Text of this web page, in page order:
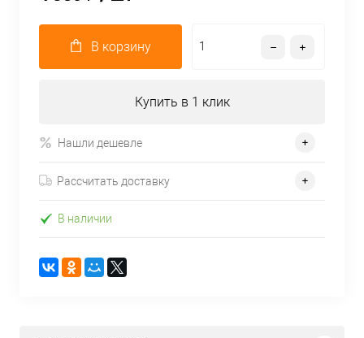
В корзину
Купить в 1 клик
Нашли дешевле
Рассчитать доставку
В наличии